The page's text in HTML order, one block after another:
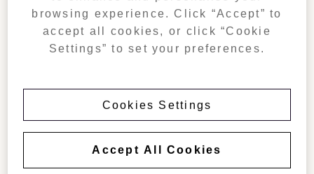
LIVE KITCHENS & OUTDOOR
DINING
browsing experience. Click “Accept” to
accept all cookies, or click “Cookie
Settings” to set your preferences.
Cookies Settings
Accept All Cookies